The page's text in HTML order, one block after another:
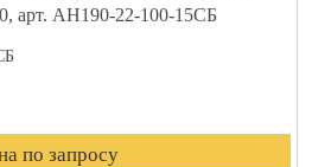
арт. АН190-22-100-15СБ
по запросу